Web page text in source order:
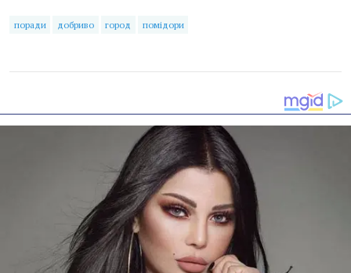
поради добриво город помідори